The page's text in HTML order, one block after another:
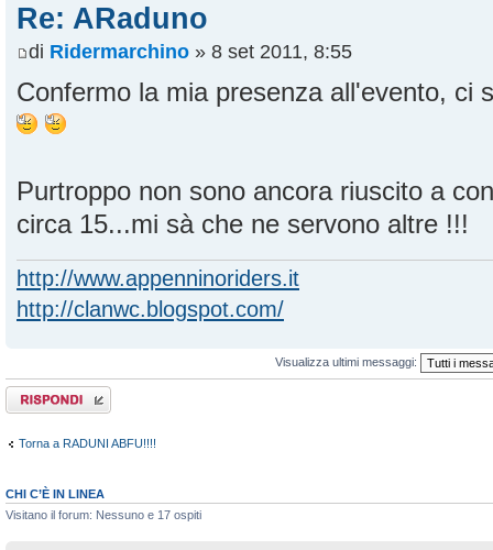
Re: ARaduno
di Ridermarchino » 8 set 2011, 8:55
Confermo la mia presenza all'evento, ci
Purtroppo non sono ancora riuscito a
circa 15...mi sà che ne servono altre !!!
http://www.appenninoriders.it
http://clanwc.blogspot.com/
Visualizza ultimi messaggi:
Rispondi al
messaggio
Torna a RADUNI ABFU!!!!
CHI C’È IN LINEA
Visitano il forum: Nessuno e 17 ospiti